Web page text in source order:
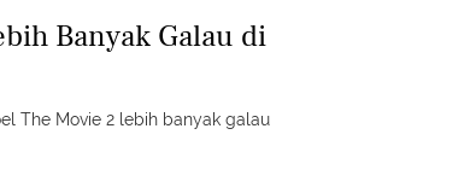
Banyak Galau di
The Movie 2 lebih banyak galau